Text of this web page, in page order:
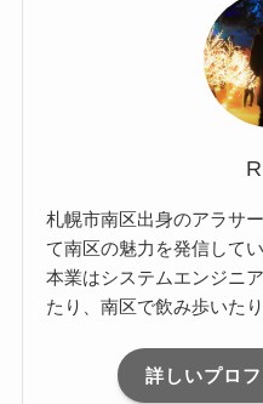
札幌市南区出身のアラサ
て南区の魅力を発信してい
本業はシステムエンジニ
たり、南区で飲み歩いた
詳しいプロ